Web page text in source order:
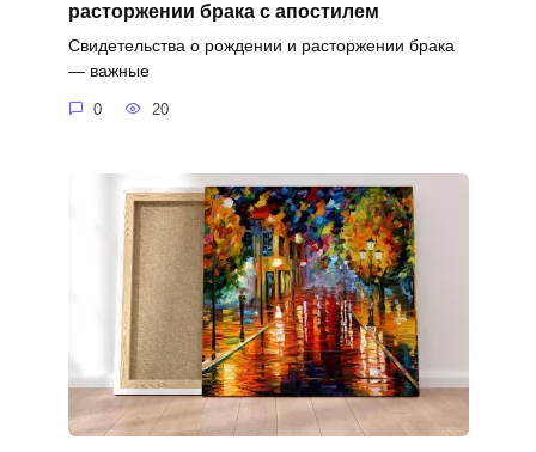
расторжении брака с апостилем
Свидетельства о рождении и расторжении брака
— важные
0 20